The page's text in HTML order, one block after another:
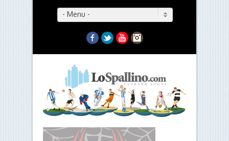
- Menu -
Facebook
TwitterYouTubeInstagram